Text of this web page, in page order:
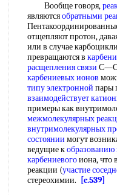
Вообще говоря,
являютсяобратными
отщепляют протон,
или в случае
превращаются в
расщепления связи С—С.
карбениевых ионов
типу электронной пары
взаимодействует
примеры как
межмолекулярных
внутримолекулярных
состоянии могут
ведущие к
карбениевогоиона, что
реакции (участие
стереохимии.
[c.539]